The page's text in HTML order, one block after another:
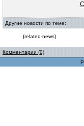
Другие новости по теме:
{related-news}
Комментарии (0)